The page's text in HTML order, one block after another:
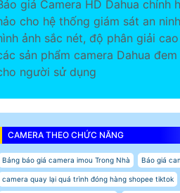
giá Camera HD Dahua chính
cho hệ thống giám sát an
ảnh sắc nét, độ phân giải
sản phẩm camera Dahua
người sử dụng
CAMERA THEO CHỨC NĂNG
Bảng báo giá camera imou Trong Nhà Báo giá
camera quay lại quá trình đóng hàng shopee tiktok